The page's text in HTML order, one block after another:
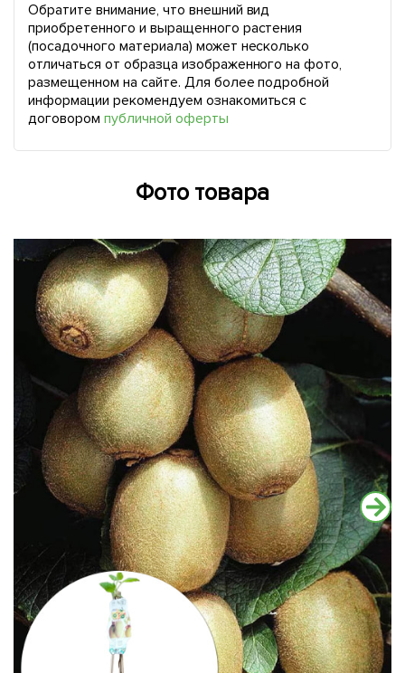
Обратите внимание, что внешний вид
приобретенного и выращенного растения
(посадочного материала) может несколько
отличаться от образца изображенного на фото,
размещенном на сайте. Для более подробной
информации рекомендуем ознакомиться с
договором публичной оферты
Фото товара